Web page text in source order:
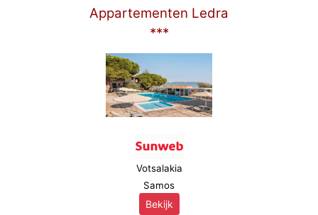
Appartementen Ledra
***
Votsalakia
Samos
Bekijk